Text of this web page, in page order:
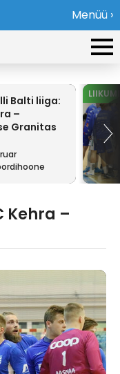
Menüü ›
Balti liiga:
–
Granitas
Kehra –